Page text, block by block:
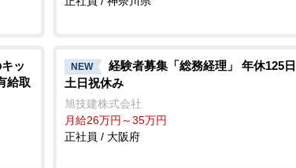
ッ
給取
NEW
経験者募集「総務経理」 年休125日
土日祝休み
旭技建株式会社
月給26万円～35万円
正社員 / 大阪府